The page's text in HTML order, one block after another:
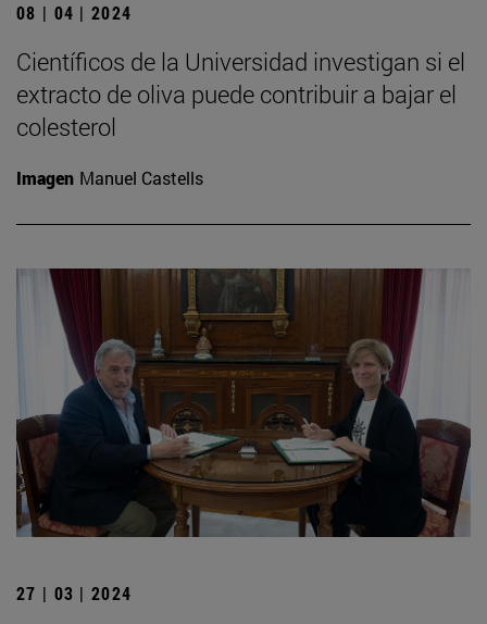
08 | 04 | 2024
Científicos de la Universidad investigan si el
extracto de oliva puede contribuir a bajar el
colesterol
Imagen Manuel Castells
27 | 03 | 2024